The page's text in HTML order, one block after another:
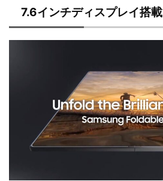
7.6インチディスプレイ搭載